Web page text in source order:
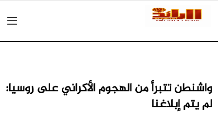
واشنطن تتبرأ من الهجوم الأكراني على روسيا:
لم يتم إبلاغنا